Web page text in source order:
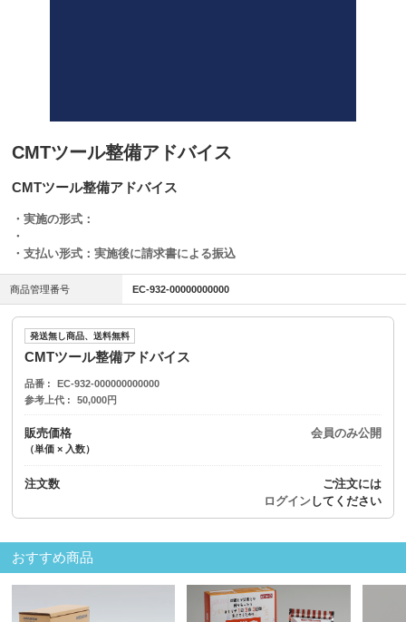
CMTツール整備アドバイス
CMTツール整備アドバイス
・実施の形式：
・
・支払い形式：実施後に請求書による振込
商品管理番号 EC-932-00000000000
発送無し商品、送料無料
CMTツール整備アドバイス
品番
EC-932-000000000000
参考上代
50,000円
販売価格
（単価 × 入数）
会員のみ公開
注文数
ご注文には
ログインしてください
おすすめ商品